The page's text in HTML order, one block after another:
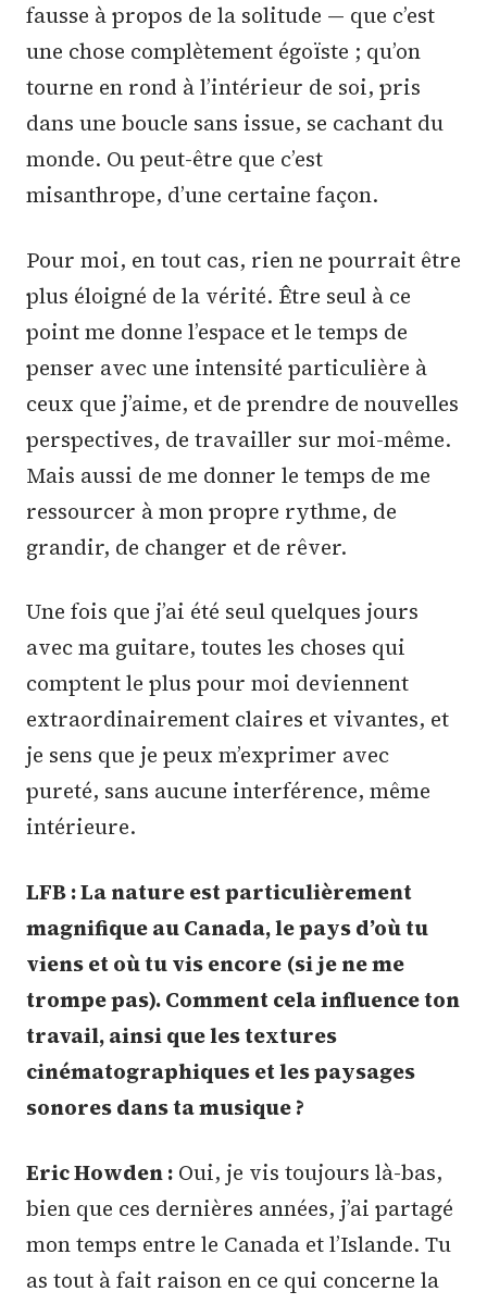
fausse à propos de la solitude — que c’est
une chose complètement égoïste ; qu’on
tourne en rond à l’intérieur de soi, pris
dans une boucle sans issue, se cachant du
monde. Ou peut-être que c’est
misanthrope, d’une certaine façon.
Pour moi, en tout cas, rien ne pourrait être
plus éloigné de la vérité. Être seul à ce
point me donne l’espace et le temps de
penser avec une intensité particulière à
ceux que j’aime, et de prendre de nouvelles
perspectives, de travailler sur moi-même.
Mais aussi de me donner le temps de me
ressourcer à mon propre rythme, de
grandir, de changer et de rêver.
Une fois que j’ai été seul quelques jours
avec ma guitare, toutes les choses qui
comptent le plus pour moi deviennent
extraordinairement claires et vivantes, et
je sens que je peux m’exprimer avec
pureté, sans aucune interférence, même
intérieure.
LFB : La nature est particulièrement
magnifique au Canada, le pays d’où tu
viens et où tu vis encore (si je ne me
trompe pas). Comment cela influence ton
travail, ainsi que les textures
cinématographiques et les paysages
sonores dans ta musique ?
Eric Howden : Oui, je vis toujours là-bas,
bien que ces dernières années, j’ai partagé
mon temps entre le Canada et l’Islande. Tu
as tout à fait raison en ce qui concerne la